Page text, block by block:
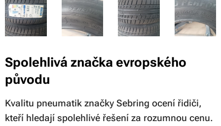
Spolehlivá značka evropského
původu
Kvalitu pneumatik značky Sebring ocení řidiči,
kteří hledají spolehlivé řešení za rozumnou cenu.